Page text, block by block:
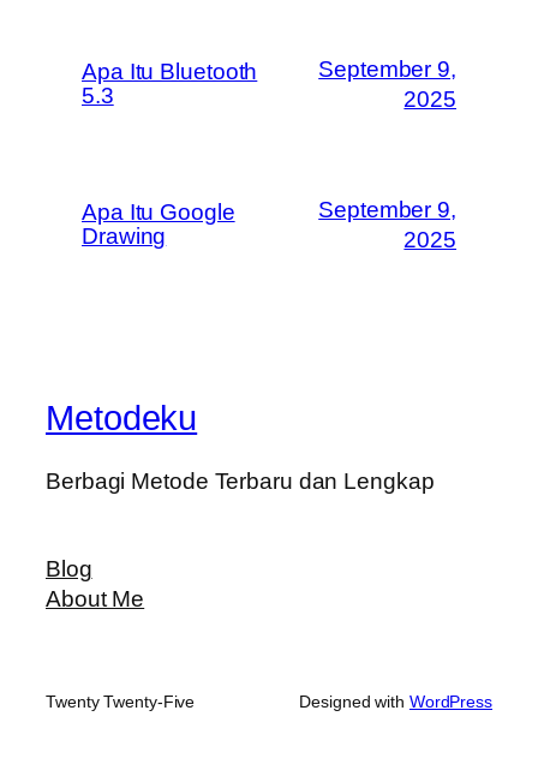
Apa Itu Bluetooth
5.3
September 9,
2025
Apa Itu Google
Drawing
September 9,
2025
Metodeku
Berbagi Metode Terbaru dan Lengkap
Blog
About Me
Twenty Twenty-Five Designed with WordPress